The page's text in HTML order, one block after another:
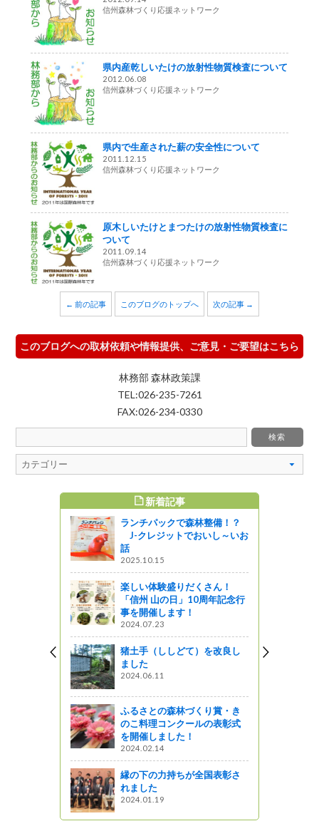
信州森林づくり応援ネットワーク
県内産乾しいたけの放射性物質検査について
2012.06.08
信州森林づくり応援ネットワーク
県内で生産された薪の安全性について
2011.12.15
信州森林づくり応援ネットワーク
原木しいたけとまつたけの放射性物質検査に
ついて
2011.09.14
信州森林づくり応援ネットワーク
← 前の記事 このブログのトップへ 次の記事 →
このブログへの取材依頼や情報提供、ご意見・ご要望はこちら
林務部 森林政策課
TEL:026-235-7261
FAX:026-234-0330
新着記事
ランチパックで森林整備！？
J-クレジットでおいし～いお
話
2025.10.15
楽しい体験盛りだくさん！
「信州 山の日」10周年記念行
事を開催します！
2024.07.23
猪土手（ししどて）を改良し
ました
2024.06.11
ふるさとの森林づくり賞・き
のこ料理コンクールの表彰式
を開催しました！
2024.02.14
縁の下の力持ちが全国表彰さ
れました
2024.01.19